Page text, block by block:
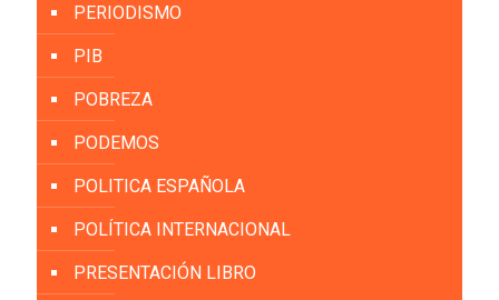
PERIODISMO
PIB
POBREZA
PODEMOS
POLITICA ESPAÑOLA
POLÍTICA INTERNACIONAL
PRESENTACIÓN LIBRO